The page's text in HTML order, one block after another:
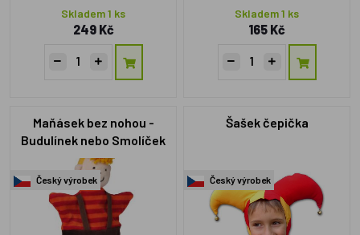
Skladem 1 ks
249 Kč
Skladem 1 ks
165 Kč
Maňásek bez nohou -
Budulínek nebo Smolíček
28cm
Český výrobek
Šašek čepička
Český výrobek